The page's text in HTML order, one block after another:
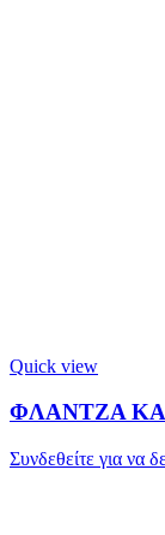
Quick view
ΦΛΑΝΤΖΑ
Συνδεθείτε για να